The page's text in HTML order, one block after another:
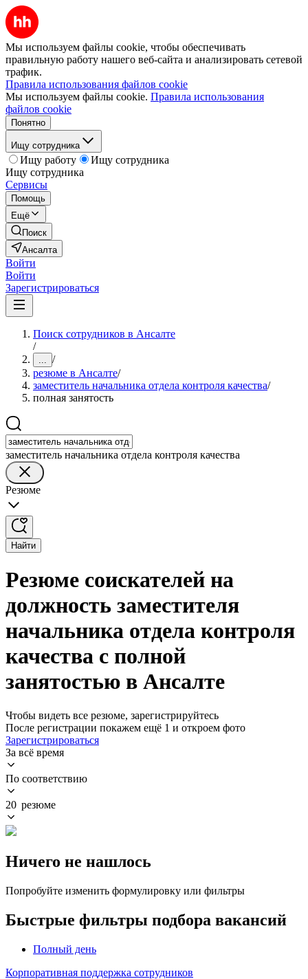
Мы используем файлы cookie, чтобы обеспечивать
правильную работу нашего веб-сайта и анализировать сетевой
трафик.
Правила использования файлов cookie
Мы используем файлы cookie. Правила использования
файлов cookie
Понятно
Ищу сотрудника
Ищу работу
Ищу сотрудника
Ищу сотрудника
Сервисы
Помощь
Ещё
Поиск
Ансалта
Войти
Войти
Зарегистрироваться
Поиск сотрудников в Ансалте
/
... /
резюме в Ансалте/
заместитель начальника отдела контроля качества/
полная занятость
заместитель начальника отдела контроля качества
Резюме
Найти
Резюме соискателей на
должность заместителя
начальника отдела контроля
качества с полной
занятостью в Ансалте
Чтобы видеть все резюме, зарегистрируйтесь
После регистрации покажем ещё 1 и откроем фото
Зарегистрироваться
За всё время
По соответствию
20 резюме
Ничего не нашлось
Попробуйте изменить формулировку или фильтры
Быстрые фильтры подбора вакансий
Полный день
Корпоративная поддержка сотрудников